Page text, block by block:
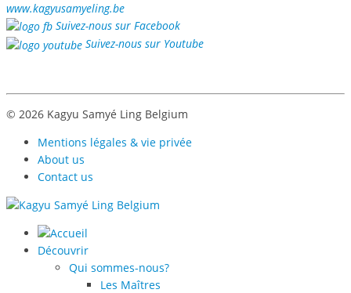
www.kagyusamyeling.be
Suivez-nous sur Facebook
Suivez-nous sur Youtube
© 2026 Kagyu Samyé Ling Belgium
Mentions légales & vie privée
About us
Contact us
Découvrir
Qui sommes-nous?
Les Maîtres